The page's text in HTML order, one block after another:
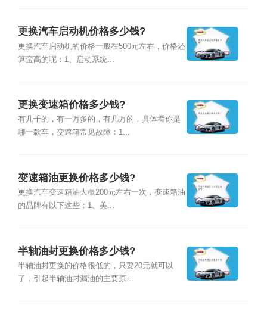
更换汽车启动机价格多少钱?
更换汽车启动机的价格一般在500元左右，价格还
算蛮高的呢：1、启动系统...
更换变速箱价格多少钱?
有几千的，有一万多的，有几万的，具体看你是
哪一款车，变速箱常见故障：1...
变速箱油更换价格多少钱?
更换汽车变速箱油大概200元左右一次，变速箱油
的品牌有以下这些：1、美...
半轴油封更换价格多少钱?
半轴油封更换的价格很低的，只要20元就可以
了，引起半轴油封漏油的主要原...